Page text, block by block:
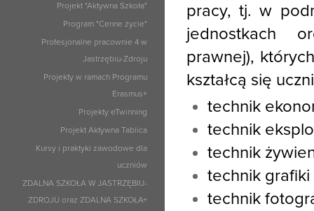
Projekt "Aktywna Szkoła"
Program "Cenne życie"
Profesjonalne pracownie 4 w
Jastrzębiu-Zdroju
Projekty w ramach Programu
Erasmus+
Projekty eTwinning
Projekt Aktywna Tablica
Kursy i praktyki zawodowe dla
uczniów
ZDALNA SZKOŁA W JASTRZĘBIU-
ZDROJU oraz ZDALNA SZKOŁA+
pracy, tj. w
jednostkach
prawnej),
kształcą się
technik
technik
technik
technik
technik